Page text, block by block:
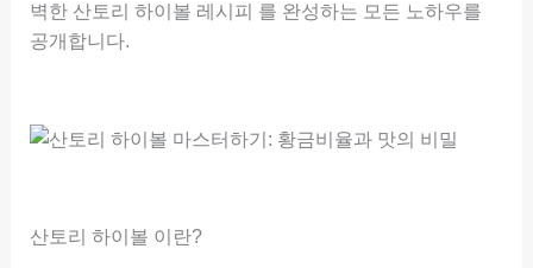
벽한 산토리 하이볼 레시피 를 완성하는 모든 노하우를
공개합니다.
산토리 하이볼 이란?